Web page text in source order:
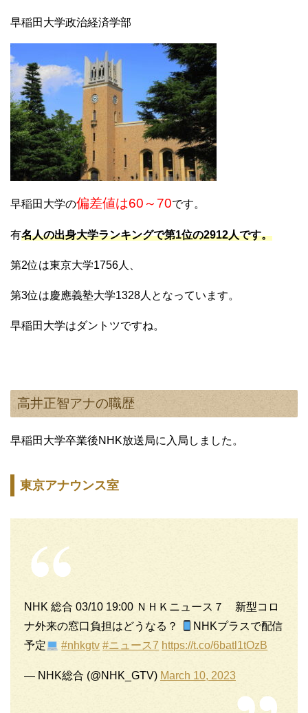
早稲田大学政治経済学部
早稲田大学の偏差値は60～70です。
有名人の出身大学ランキングで第1位の2912人です。
第2位は東京大学1756人、
第3位は慶應義塾大学1328人となっています。
早稲田大学はダントツですね。
高井正智アナの職歴
早稲田大学卒業後NHK放送局に入局しました。
東京アナウンス室
NHK 総合 03/10 19:00 ＮＨＫニュース７ 新型コロ
ナ外来の窓口負担はどうなる？
NHKプラスで配信
予定
#nhkgtv #ニュース7 https://t.co/6batl1tOzB
— NHK総合 (@NHK_GTV) March 10, 2023